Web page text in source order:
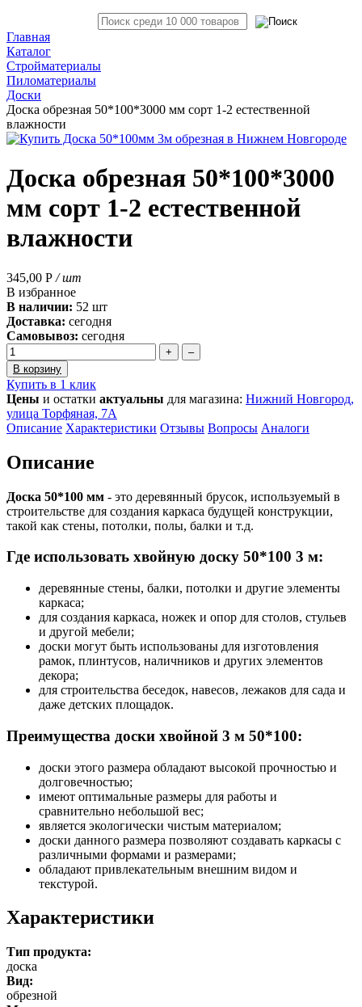
Главная
Каталог
Стройматериалы
Пиломатериалы
Доски
Доска обрезная 50*100*3000 мм сорт 1-2 естественной
влажности
Доска обрезная 50*100*3000
мм сорт 1-2 естественной
влажности
345,00 Р / шт
В избранное
В наличии: 52 шт
Доставка: сегодня
Самовывоз: сегодня
+
–
В корзину
Купить в 1 клик
Цены и остатки актуальны для магазина: Нижний Новгород,
улица Торфяная, 7А
Описание Характеристики Отзывы Вопросы Аналоги
Описание
Доска 50*100 мм - это деревянный брусок, используемый в
строительстве для создания каркаса будущей конструкции,
такой как стены, потолки, полы, балки и т.д.
Где использовать хвойную доску 50*100 3 м:
деревянные стены, балки, потолки и другие элементы
каркаса;
для создания каркаса, ножек и опор для столов, стульев
и другой мебели;
доски могут быть использованы для изготовления
рамок, плинтусов, наличников и других элементов
декора;
для строительства беседок, навесов, лежаков для сада и
даже детских площадок.
Преимущества доски хвойной 3 м 50*100:
доски этого размера обладают высокой прочностью и
долговечностью;
имеют оптимальные размеры для работы и
сравнительно небольшой вес;
является экологически чистым материалом;
доски данного размера позволяют создавать каркасы с
различными формами и размерами;
обладают привлекательным внешним видом и
текстурой.
Характеристики
Тип продукта:
доска
Вид:
обрезной